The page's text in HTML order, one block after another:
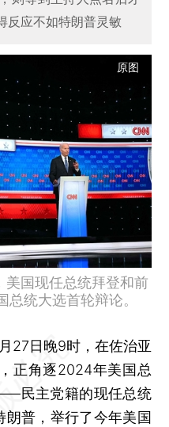
反应不如特朗普灵敏
原图
国现任总统拜登和前
统大选首轮辩论。
27日晚9时，在佐治亚
正角逐2024年美国总
民主党籍的现任总统
朗普，举行了今年美国